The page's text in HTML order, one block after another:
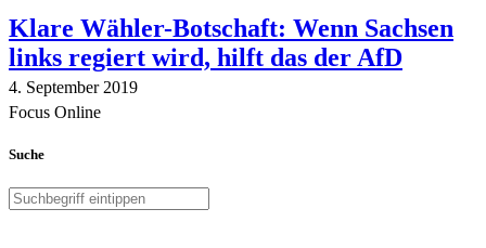
Klare Wähler-Botschaft: Wenn Sachsen
links regiert wird, hilft das der AfD
4. September 2019
Focus Online
Suche